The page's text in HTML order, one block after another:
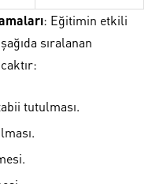
: Eğitimin etkili
sıralanan
tutulması.